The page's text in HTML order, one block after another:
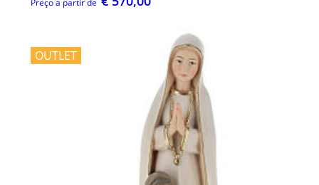
Preço a partir de
OUTLET